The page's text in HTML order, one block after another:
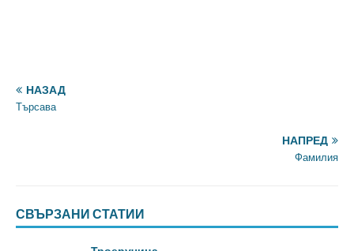
НАЗАД
Търсава
НАПРЕД
Фамилия
СВЪРЗАНИ СТАТИИ